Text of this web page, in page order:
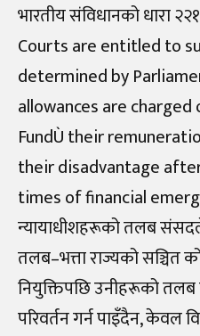
भारतीय संविधानको धारा
Courts are entitled to
determined by
allowances are
FundÙ their
their disadvantage
times of financial
न्यायाधीशहरूको तलब
तलब–भत्ता राज्यको सञ्चित
नियुक्तिपछि उनीहरूको तलब
परिवर्तन गर्न पाइँदैन, केवल